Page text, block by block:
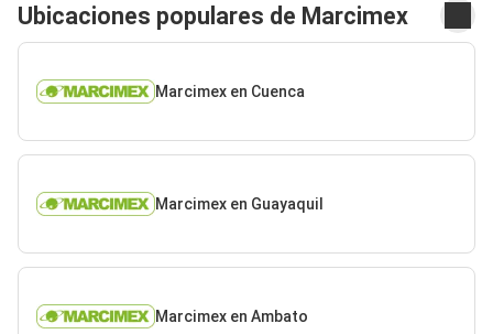
Ubicaciones populares de Marcimex
Marcimex en Cuenca
Marcimex en Guayaquil
Marcimex en Ambato